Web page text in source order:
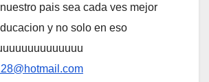
pais sea cada ves mejor
y no solo en eso